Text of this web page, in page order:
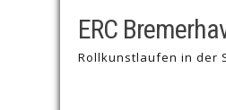
ERC
Rollkunstlaufen in der